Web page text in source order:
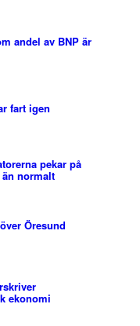
andel av BNP är
fart igen
pekar på
normalt
Öresund
ekonomi